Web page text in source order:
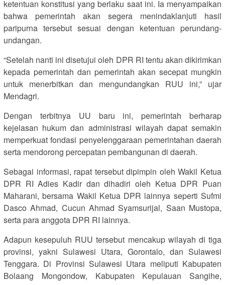
ketentuan konstitusi yang berlaku saat ini. Ia menyampaikan
bahwa pemerintah akan segera menindaklanjuti hasil
paripurna tersebut sesuai dengan ketentuan perundang-
undangan.
“Setelah nanti ini disetujui oleh DPR RI tentu akan dikirimkan
kepada pemerintah dan pemerintah akan secepat mungkin
untuk menerbitkan dan mengundangkan RUU ini,” ujar
Mendagri.
Dengan terbitnya UU baru ini, pemerintah berharap
kejelasan hukum dan administrasi wilayah dapat semakin
memperkuat fondasi penyelenggaraan pemerintahan daerah
serta mendorong percepatan pembangunan di daerah.
Sebagai informasi, rapat tersebut dipimpin oleh Wakil Ketua
DPR RI Adies Kadir dan dihadiri oleh Ketua DPR Puan
Maharani, bersama Wakil Ketua DPR lainnya seperti Sufmi
Dasco Ahmad, Cucun Ahmad Syamsurijal, Saan Mustopa,
serta para anggota DPR RI lainnya.
Adapun kesepuluh RUU tersebut mencakup wilayah di tiga
provinsi, yakni Sulawesi Utara, Gorontalo, dan Sulawesi
Tenggara. Di Provinsi Sulawesi Utara meliputi Kabupaten
Bolaang Mongondow, Kabupaten Kepulauan Sangihe,